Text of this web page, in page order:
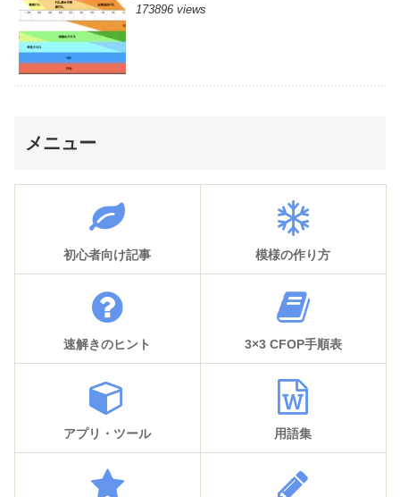
173896 views
メニュー
初心者向け記事 模様の作り方
速解きのヒント 3×3 CFOP手順表
アプリ・ツール 用語集